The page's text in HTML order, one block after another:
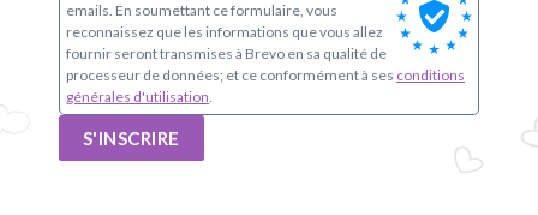
emails. En soumettant ce formulaire, vous
reconnaissez que les informations que vous allez
fournir seront transmises à Brevo en sa qualité de
processeur de données; et ce conformément à ses conditions
générales d'utilisation.
S'INSCRIRE